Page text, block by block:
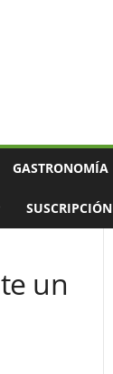
GASTRONOMÍA
SUSCRIPCIÓN
un